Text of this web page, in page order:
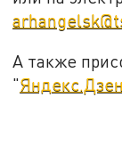
А также
"Яндекс.Дзен